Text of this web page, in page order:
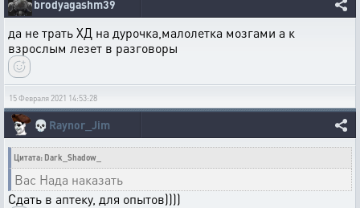
brodyagashm39
да не трать ХД на дурочка,малолетка мозгами а к
взрослым лезет в разговоры
15 Февраля 2021 14:53:28
💀 Raynor_Jim
Цитата: Dark_Shadow_
Вас Нада наказать
Сдать в аптеку, для опытов))))